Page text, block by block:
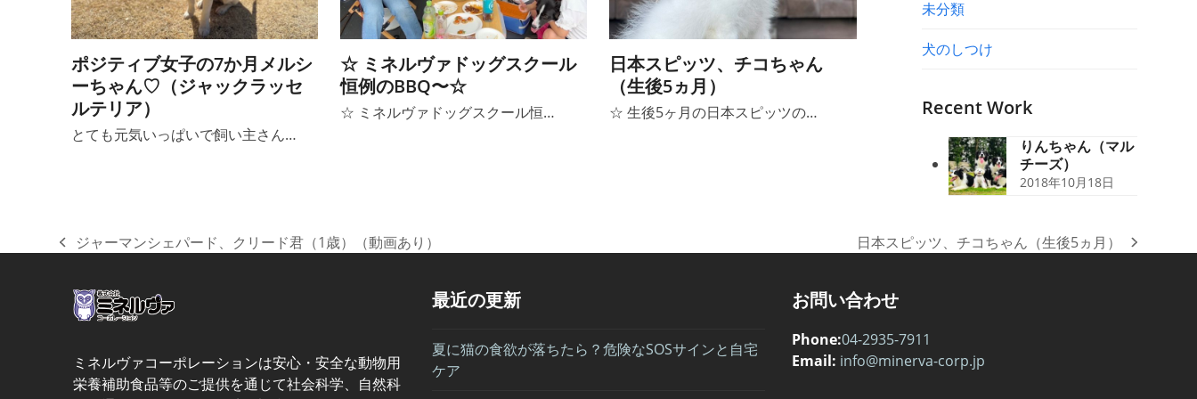
ポジティブ女子の7か月メルシ
ーちゃん♡（ジャックラッセ
ルテリア）
とても元気いっぱいで飼い主さん…
☆ ミネルヴァドッグスクール
恒例のBBQ〜☆
☆ ミネルヴァドッグスクール恒…
日本スピッツ、チコちゃん
（生後5ヵ月）
☆ 生後5ヶ月の日本スピッツの…
未分類
犬のしつけ
Recent Work
りんちゃん（マル
チーズ）
2018年10月18日
previous
ジャーマンシェパード、クリード君（1歳）（動画あり）
next
日本スピッツ、チコちゃん（生後5ヵ月）
ミネルヴァコーポレーションは安心・安全な動物用
栄養補助食品等のご提供を通じて社会科学、自然科
最近の更新
夏に猫の食欲が落ちたら？危険なSOSサインと自宅
ケア
お問い合わせ
Phone:04-2935-7911
Email: info@minerva-corp.jp